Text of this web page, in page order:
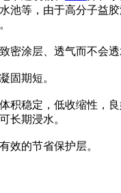
水池等，由于高分子益
密涂层、透气而不会透
固期短。
积稳定，低收缩性，良
长期浸水。
效的节省保护层。